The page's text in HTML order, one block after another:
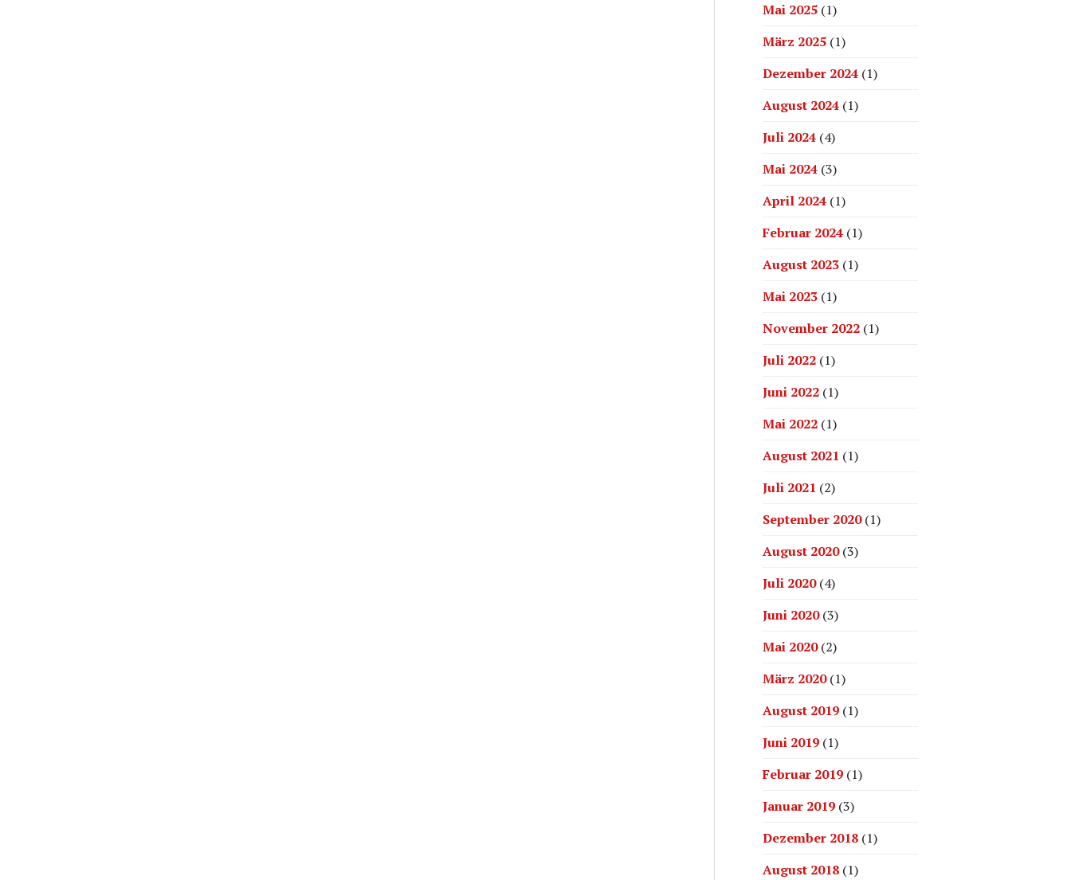
Mai 2025 (1)
März 2025 (1)
Dezember 2024 (1)
August 2024 (1)
Juli 2024 (4)
Mai 2024 (3)
April 2024 (1)
Februar 2024 (1)
August 2023 (1)
Mai 2023 (1)
November 2022 (1)
Juli 2022 (1)
Juni 2022 (1)
Mai 2022 (1)
August 2021 (1)
Juli 2021 (2)
September 2020(1)
August 2020(3)
Juli 2020(4)
Juni 2020(3)
Mai 2020(2)
März 2020(1)
August 2019 (1)
Juni 2019 (1)
Februar 2019 (1)
Januar 2019 (3)
Dezember 2018 (1)
August 2018 (1)